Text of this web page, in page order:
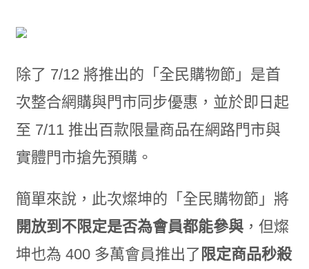
除了 7/12 將推出的「全民購物節」是首
次整合網購與門市同步優惠，並於即日起
至 7/11 推出百款限量商品在網路門市與
實體門市搶先預購。
簡單來說，此次燦坤的「全民購物節」將
開放到不限定是否為會員都能參與，但燦
坤也為 400 多萬會員推出了 限定商品秒殺